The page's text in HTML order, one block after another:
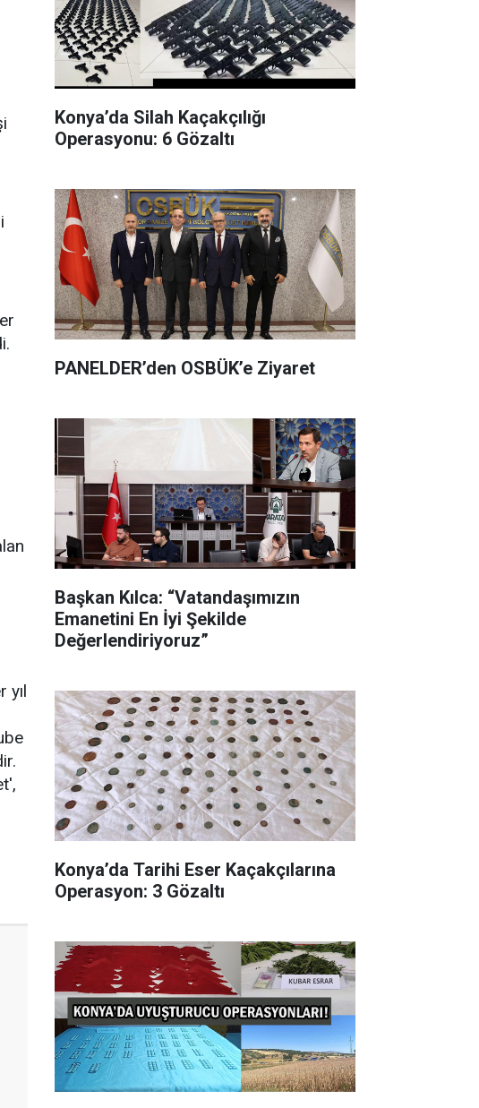
yıl
Konya’da Silah Kaçakçılığı
Operasyonu: 6 Gözaltı
PANELDER’den OSBÜK’e Ziyaret
Başkan Kılca: “Vatandaşımızın
Emanetini En İyi Şekilde
Değerlendiriyoruz”
Konya’da Tarihi Eser Kaçakçılarına
Operasyon: 3 Gözaltı